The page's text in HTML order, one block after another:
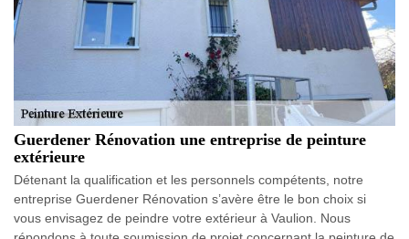
Guerdener Rénovation une entreprise de peinture
extérieure
Détenant la qualification et les personnels compétents, notre
entreprise Guerdener Rénovation s’avère être le bon choix si
vous envisagez de peindre votre extérieur à Vaulion. Nous